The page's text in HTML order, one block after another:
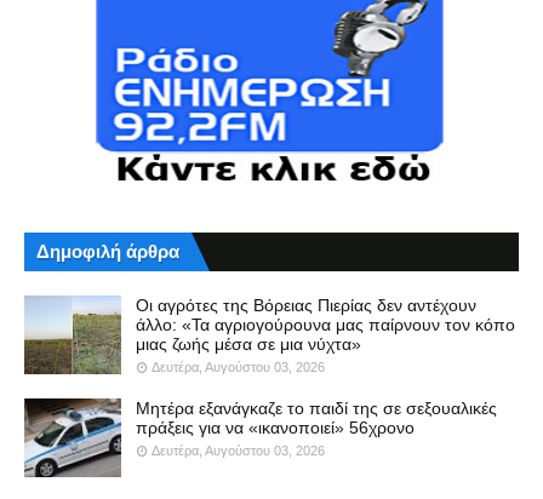
Δημοφιλή άρθρα
Οι αγρότες της Βόρειας Πιερίας δεν αντέχουν
άλλο: «Τα αγριογούρουνα μας παίρνουν τον κόπο
μιας ζωής μέσα σε μια νύχτα»
Δευτέρα, Αυγούστου 03, 2026
Μητέρα εξανάγκαζε το παιδί της σε σεξουαλικές
πράξεις για να «ικανοποιεί» 56χρονο
Δευτέρα, Αυγούστου 03, 2026